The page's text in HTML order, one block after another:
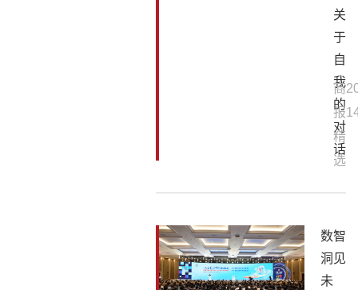
关
于
自
我
的
对
话
商
报
精
选
数智
洞见
未